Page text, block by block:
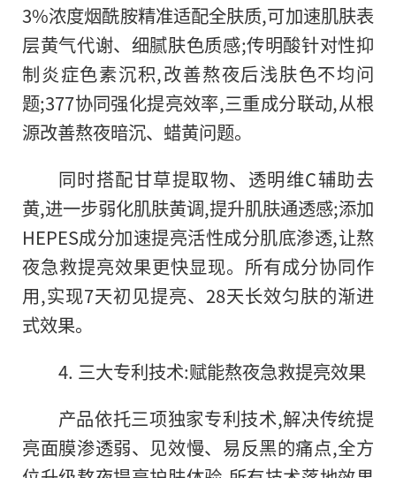
3%浓度烟酰胺精准适配全肤质,可加速肌肤表
层黄气代谢、细腻肤色质感;传明酸针对性抑
制炎症色素沉积,改善熬夜后浅肤色不均问
题;377协同强化提亮效率,三重成分联动,从根
源改善熬夜暗沉、蜡黄问题。
同时搭配甘草提取物、透明维C辅助去
黄,进一步弱化肌肤黄调,提升肌肤通透感;添加
HEPES成分加速提亮活性成分肌底渗透,让熬
夜急救提亮效果更快显现。所有成分协同作
用,实现7天初见提亮、28天长效匀肤的渐进
式效果。
4. 三大专利技术:赋能熬夜急救提亮效果
产品依托三项独家专利技术,解决传统提
亮面膜渗透弱、见效慢、易反黑的痛点,全方